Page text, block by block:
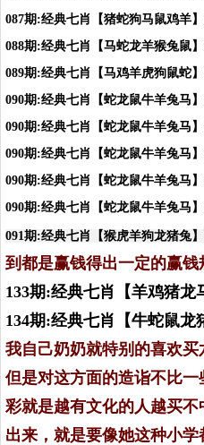
087期:经典七肖【猪蛇狗马鼠鸡羊
088期:经典七肖【马蛇龙羊猴兔鼠
089期:经典七肖【马鸡羊虎狗鼠蛇
090期:经典七肖【蛇龙鼠牛羊兔马
090期:经典七肖【蛇龙鼠牛羊兔马
090期:经典七肖【蛇龙鼠牛羊兔马
090期:经典七肖【蛇龙鼠牛羊兔马
090期:经典七肖【蛇龙鼠牛羊兔马
091期:经典七肖【猴虎羊狗龙猪兔
到都是赢钱得出一定的赢钱
133期:经典七肖【羊鸡猪龙
134期:经典七肖【牛蛇鼠龙
我自己奶奶就特别的喜欢
但是对这方面的造诣不比
彩就是越有文化的人越买
出来，就是要像她这种小